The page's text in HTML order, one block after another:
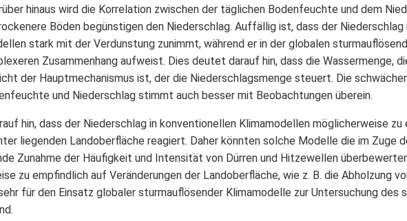
hinaus wird die Korrelation zwischen der täglichen Bodenfeuchte und dem
Böden begünstigen den Niederschlag. Auffällig ist, dass der Niederschlag
stark mit der Verdunstung zunimmt, während er in der globalen
Zusammenhang aufweist. Dies deutet darauf hin, dass die Wassermenge,
der Hauptmechanismus ist, der die Niederschlagsmenge steuert. Die
und Niederschlag stimmt auch besser mit Beobachtungen überein.
hin, dass der Niederschlag in konventionellen Klimamodellen möglicherweise zu
liegenden Landoberfläche reagiert. Daher könnten solche Modelle die im Zuge
Zunahme der Häufigkeit und Intensität von Dürren und Hitzewellen
zu empfindlich auf Veränderungen der Landoberfläche, wie z. B. die Abholzung
für den Einsatz globaler sturmauflösender Klimamodelle zur Untersuchung des